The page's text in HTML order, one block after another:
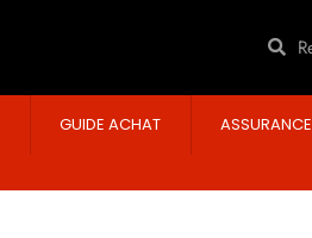
GUIDE ACHAT ASSURANCE